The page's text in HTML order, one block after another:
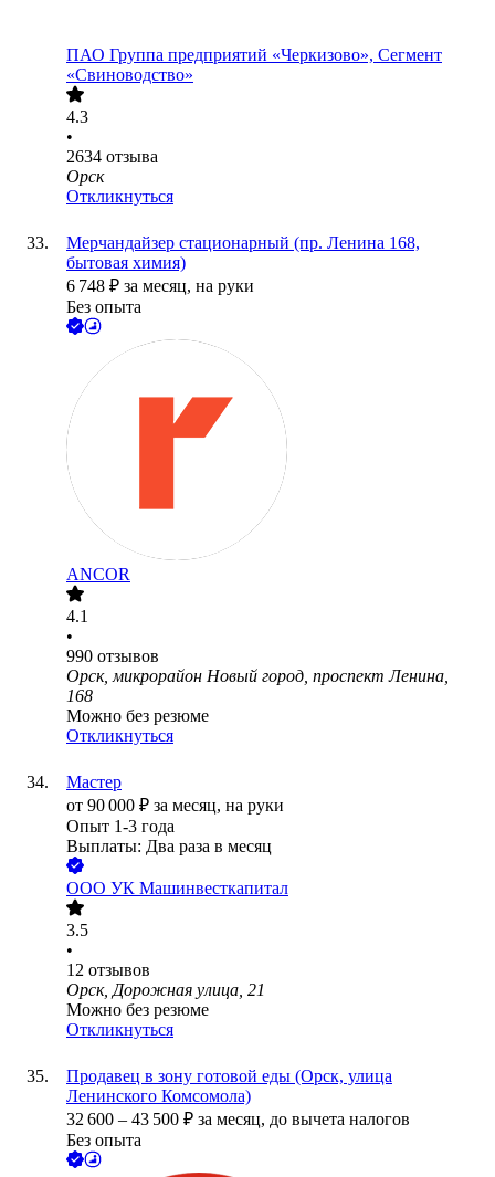
ПАО Группа предприятий «Черкизово», Сегмент
«Свиноводство»
4.3
•
2634 отзыва
Орск
Откликнуться
Мерчандайзер стационарный (пр. Ленина 168,
бытовая химия)
6 748 ₽ за месяц, на руки
Без опыта
ANCOR
4.1
•
990 отзывов
Орск, микрорайон Новый город, проспект Ленина,
168
Можно без резюме
Откликнуться
Мастер
от 90 000 ₽ за месяц, на руки
Опыт 1-3 года
Выплаты: Два раза в месяц
ООО УК Машинвесткапитал
3.5
•
12 отзывов
Орск, Дорожная улица, 21
Можно без резюме
Откликнуться
Продавец в зону готовой еды (Орск, улица
Ленинского Комсомола)
32 600 – 43 500 ₽ за месяц, до вычета налогов
Без опыта